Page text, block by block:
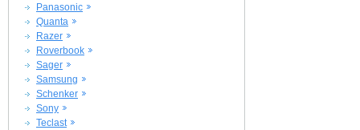
Panasonic
Quanta
Razer
Roverbook
Sager
Samsung
Schenker
Sony
Teclast